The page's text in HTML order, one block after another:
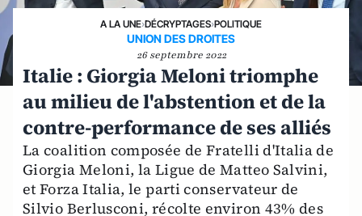
A LA UNE›DÉCRYPTAGES›POLITIQUE
UNION DES DROITES
26 septembre 2022
Italie : Giorgia Meloni triomphe
au milieu de l'abstention et de la
contre-performance de ses alliés
La coalition composée de Fratelli d'Italia de
Giorgia Meloni, la Ligue de Matteo Salvini,
et Forza Italia, le parti conservateur de
Silvio Berlusconi, récolte environ 43% des